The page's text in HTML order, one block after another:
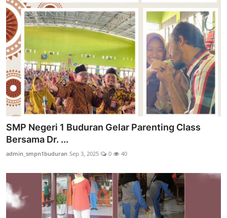
SMP Negeri 1 Buduran Gelar Parenting Class
Bersama Dr. ...
admin_smpn1buduran Sep 3, 2025 0 40